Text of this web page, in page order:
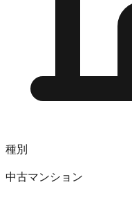
種別
中古マンション